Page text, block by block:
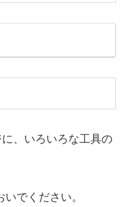
、いろいろな工具の
でください。